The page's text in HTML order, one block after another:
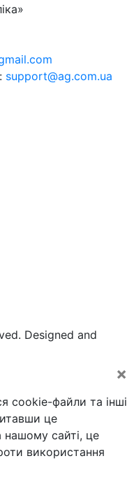
support@ag.com.ua
Designed and
×
cookie-файли та інші
це
нашому сайті, це
використання